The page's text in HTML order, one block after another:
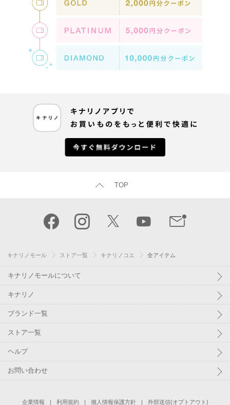
TOP
キナリノモール ストア一覧 キナリノコエ 全アイテム
キナリノモールについて
キナリノ
ブランド一覧
ストア一覧
ヘルプ
お問い合わせ
企業情報 利用規約 個人情報保護方針 外部送信(オプトアウト)